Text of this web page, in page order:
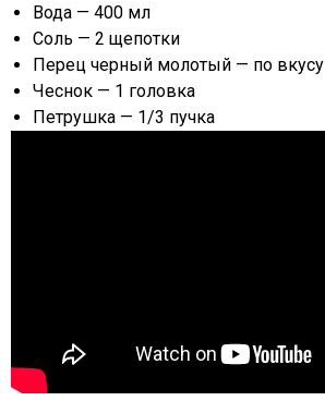
Вода — 400 мл
Соль — 2 щепотки
Перец черный молотый — по вкусу
Чеснок — 1 головка
Петрушка — 1/3 пучка